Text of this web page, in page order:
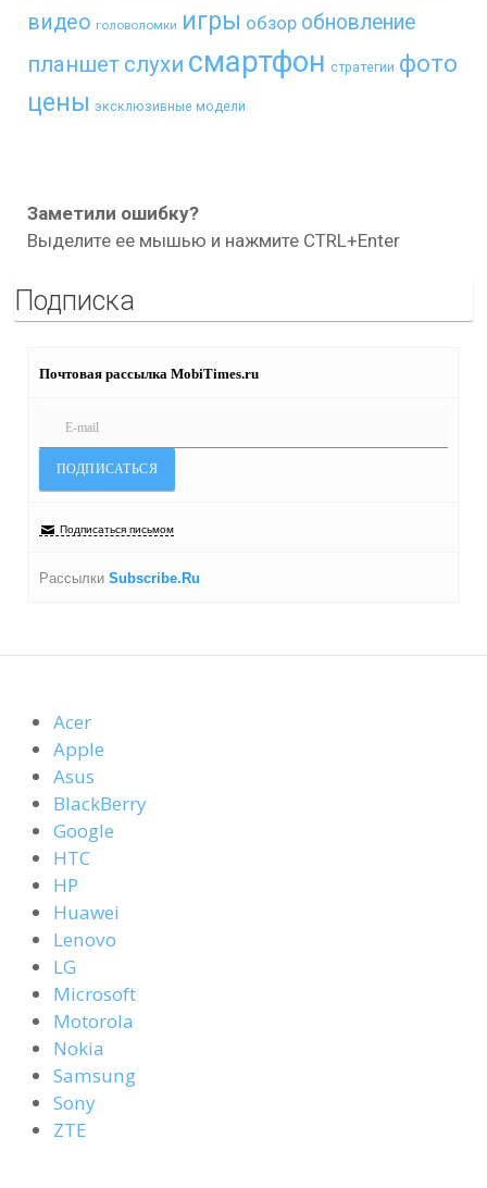
видео головоломки игры обзор обновление
планшет слухи смартфон стратегии фото
цены эксклюзивные модели
Заметили ошибку?
Выделите ее мышью и нажмите CTRL+Enter
Подписка
Почтовая рассылка MobiTimes.ru
Подписаться письмом
Рассылки Subscribe.Ru
Acer
Apple
Asus
BlackBerry
Google
HTC
HP
Huawei
Lenovo
LG
Microsoft
Motorola
Nokia
Samsung
Sony
ZTE